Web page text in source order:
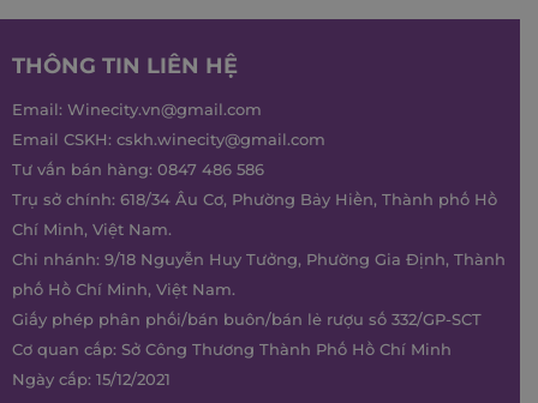
THÔNG TIN LIÊN HỆ
Email: Winecity.vn@gmail.com
Email CSKH: cskh.winecity@gmail.com
Tư vấn bán hàng: 0847 486 586
Trụ sở chính: 618/34 Âu Cơ, Phường Bảy Hiền, Thành phố Hồ
Chí Minh, Việt Nam.
Chi nhánh: 9/18 Nguyễn Huy Tưởng, Phường Gia Định, Thành
phố Hồ Chí Minh, Việt Nam.
Giấy phép phân phối/bán buôn/bán lẻ rượu số 332/GP-SCT
Cơ quan cấp: Sở Công Thương Thành Phố Hồ Chí Minh
Ngày cấp: 15/12/2021